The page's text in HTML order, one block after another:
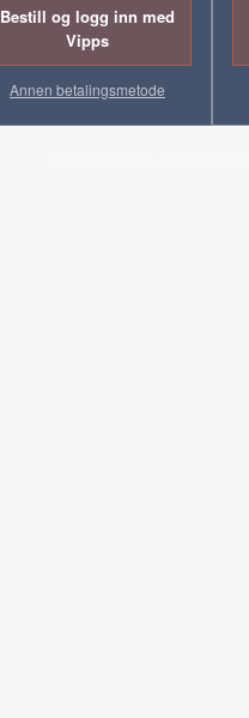
Bestill og logg inn med
Vipps
Annen betalingsmetode